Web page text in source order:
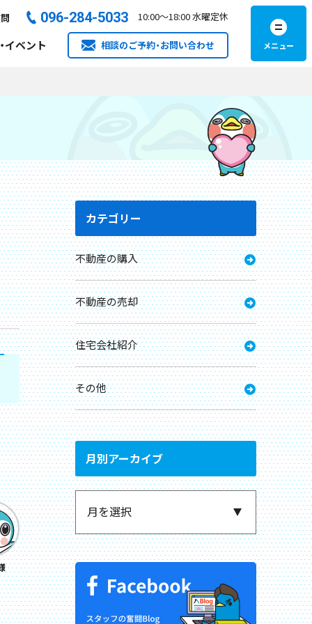
096-284-5033​ 10:00～18:00水曜定休
イベント 相談のご予約・お問い合わせ
カテゴリー
不動産の購入
不動産の売却
住宅会社紹介
その他
月別アーカイブ